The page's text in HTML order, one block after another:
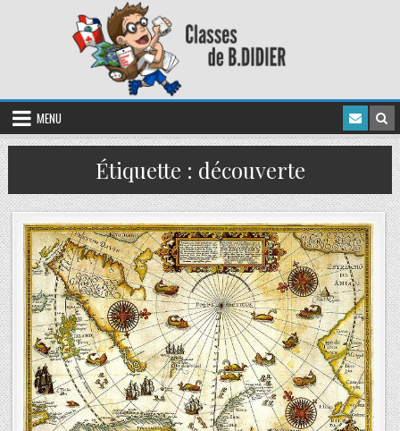
MENU
Étiquette : découverte